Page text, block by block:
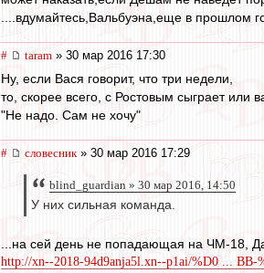
....вдумайтесь,Вальбуэна,еще в прошлом
# taram » 30 мар 2016 17:30
Ну, если Вася говорит, что три недели,
то, скорее всего, с Ростовым сыграет или
"Не надо. Сам не хочу"
# словесник» 30 мар 2016 17:29
blind_guardian » 30 мар 2016, 14:50
У них сильная команда.
...на сей день не попадающая на ЧМ-18,
http://xn--2018-94d9anja5l.xn--p1ai/%D0 ... BB-